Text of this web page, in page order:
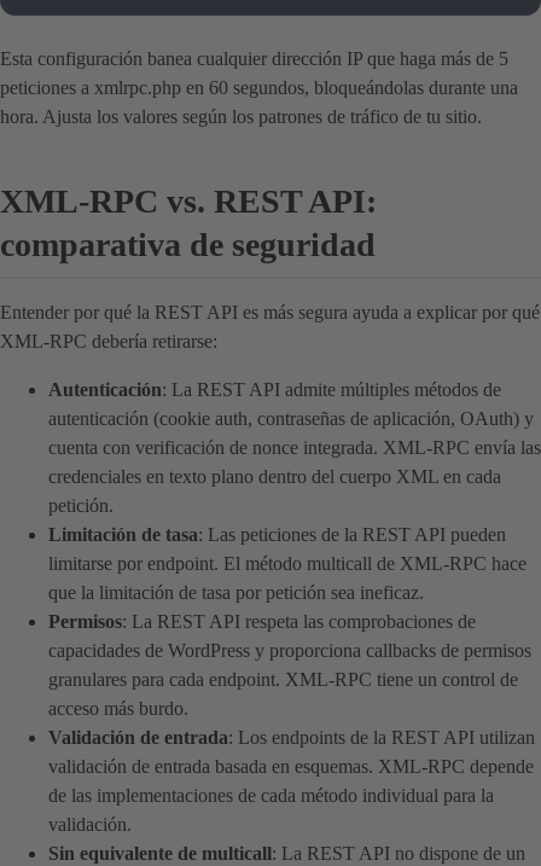
Esta configuración banea cualquier dirección IP que haga más de 5
peticiones a xmlrpc.php en 60 segundos, bloqueándolas durante una
hora. Ajusta los valores según los patrones de tráfico de tu sitio.
XML-RPC vs. REST API:
comparativa de seguridad
Entender por qué la REST API es más segura ayuda a explicar por qué
XML-RPC debería retirarse:
Autenticación: La REST API admite múltiples métodos de
autenticación (cookie auth, contraseñas de aplicación, OAuth) y
cuenta con verificación de nonce integrada. XML-RPC envía las
credenciales en texto plano dentro del cuerpo XML en cada
petición.
Limitación de tasa: Las peticiones de la REST API pueden
limitarse por endpoint. El método multicall de XML-RPC hace
que la limitación de tasa por petición sea ineficaz.
Permisos: La REST API respeta las comprobaciones de
capacidades de WordPress y proporciona callbacks de permisos
granulares para cada endpoint. XML-RPC tiene un control de
acceso más burdo.
Validación de entrada: Los endpoints de la REST API utilizan
validación de entrada basada en esquemas. XML-RPC depende
de las implementaciones de cada método individual para la
validación.
Sin equivalente de multicall: La REST API no dispone de un